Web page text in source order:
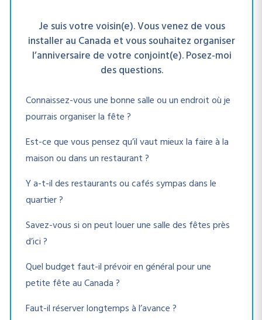
⁠Je suis votre voisin(e). Vous venez de vous
installer au Canada et vous souhaitez organiser
l’anniversaire de votre conjoint(e). Posez-moi
des questions.
Connaissez-vous une bonne salle ou un endroit où je
pourrais organiser la fête ?
Est-ce que vous pensez qu’il vaut mieux la faire à la
maison ou dans un restaurant ?
Y a-t-il des restaurants ou cafés sympas dans le
quartier ?
Savez-vous si on peut louer une salle des fêtes près
d’ici ?
Quel budget faut-il prévoir en général pour une
petite fête au Canada ?
Faut-il réserver longtemps à l’avance ?